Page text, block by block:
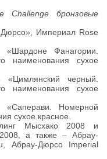
Challenge бронзовые
Империал Rose
Фанагории.
наименования сухое
черный.
наименования сухое
Номерной
сухое красное.
Мысхако 2008 и
а также – Абрау-
Абрау-Дюрсо Imperial